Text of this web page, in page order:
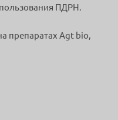
ПДРН.
препаратах Agt bio,